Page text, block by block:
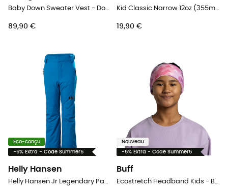
Baby Down Sweater Vest - Doudoune sans manches enfant
89,90 €
Kid Classic Narrow 12oz (355mL) - Sport Cap - Gourde enfant
19,90 €
Eco-conçu
-5% Extra - Code Summer5
Helly Hansen
Helly Hansen Jr Legendary Pant - Pantalon ski enfant
Nouveau
-5% Extra - Code Summer5
Buff
Ecostretch Headband Kids - Bandeau enfant